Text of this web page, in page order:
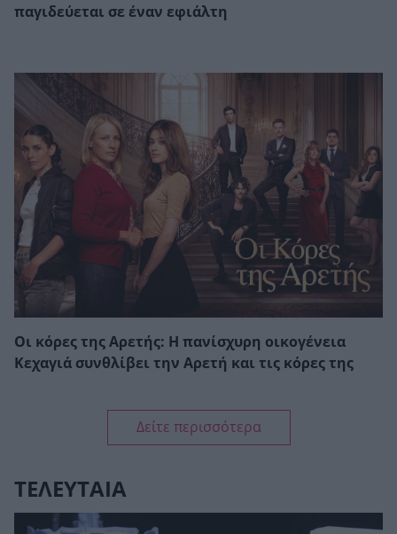
παγιδεύεται σε έναν εφιάλτη
Οι κόρες της Αρετής: Η πανίσχυρη οικογένεια
Κεχαγιά συνθλίβει την Αρετή και τις κόρες της
Δείτε περισσότερα
ΤΕΛΕΥΤΑΙΑ